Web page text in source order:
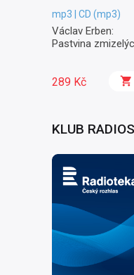
mp3 | CD (mp3)
Václav Erben:
Pastvina
289 Kč
KLUB